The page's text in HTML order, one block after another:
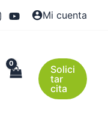
Mi cuenta
Solici
tar
cita